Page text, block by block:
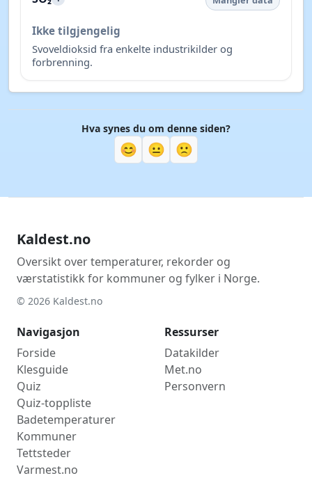
Ikke tilgjengelig
Svoveldioksid fra enkelte industrikilder og
forbrenning.
Hva synes du om denne siden?
😊 😐 🙁
Kaldest.no
Oversikt over temperaturer, rekorder og
værstatistikk for kommuner og fylker i Norge.
© 2026 Kaldest.no
Navigasjon
Forside
Klesguide
Quiz
Quiz-toppliste
Badetemperaturer
Kommuner
Tettsteder
Varmest.no
Ressurser
Datakilder
Met.no
Personvern